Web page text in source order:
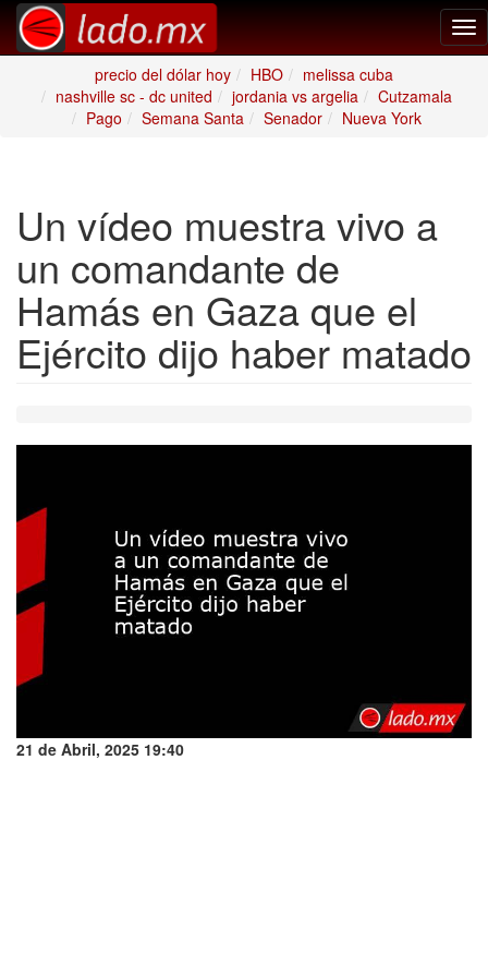
precio del dólar hoy
HBO
melissa cuba
nashville sc - dc united
jordania vs argelia
Cutzamala
Pago
Semana Santa Senador Nueva York
Un vídeo muestra vivo a
un comandante de
Hamás en Gaza que el
Ejército dijo haber matado
21 de Abril, 2025 19:40